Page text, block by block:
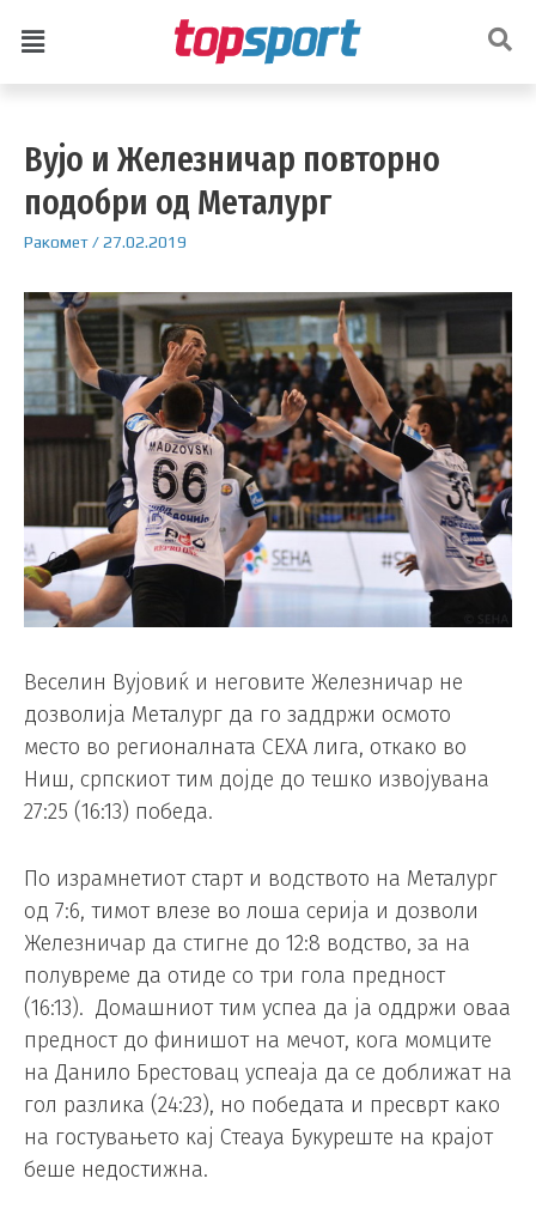
Вујо и Железничар повторно
подобри од Металург
Ракомет/27.02.2019
Веселин Вујовиќ и неговите Железничар не
дозволија Металург да го заддржи осмото
место во регионалната СЕХА лига, откако во
Ниш, српскиот тим дојде до тешко извојувана
27:25 (16:13) победа.
По израмнетиот старт и водството на Металург
од 7:6, тимот влезе во лоша серија и дозволи
Железничар да стигне до 12:8 водство, за на
полувреме да отиде со три гола предност
(16:13). Домашниот тим успеа да ја оддржи оваа
предност до финишот на мечот, кога момците
на Данило Брестовац успеаја да се доближат на
гол разлика (24:23), но победата и пресврт како
на гостувањето кај Стеауа Букуреште на крајот
беше недостижна.